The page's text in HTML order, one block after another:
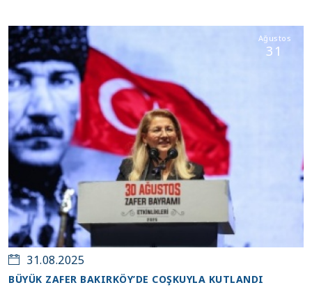
Ağustos
31
31.08.2025
BÜYÜK ZAFER BAKIRKÖY’DE COŞKUYLA KUTLANDI